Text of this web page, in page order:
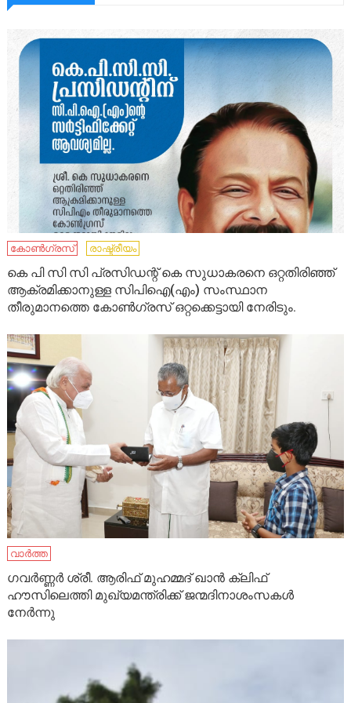
കോണ്‍ഗ്രസ് രാഷ്ട്രീയം
കെ പി സി സി പ്രസിഡന്റ്‌ കെ സുധാകരനെ ഒറ്റതിരിഞ്ഞ്
ആക്രമിക്കാനുള്ള സിപിഐ(എം) സംസ്ഥാന
തീരുമാനത്തെ കോൺഗ്രസ്‌ ഒറ്റക്കെട്ടായി നേരിടും.
വാർത്ത
ഗവർണ്ണർ ശ്രീ. ആരിഫ് മുഹമ്മദ്‌ ഖാൻ ക്ലിഫ്
ഹൗസിലെത്തി മുഖ്യമന്ത്രിക്ക് ജന്മദിനാശംസകൾ
നേർന്നു